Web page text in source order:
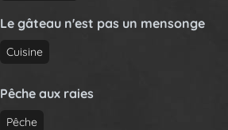
Le gâteau n'est pas un mensonge
Cuisine
Pêche aux raies
Pêche